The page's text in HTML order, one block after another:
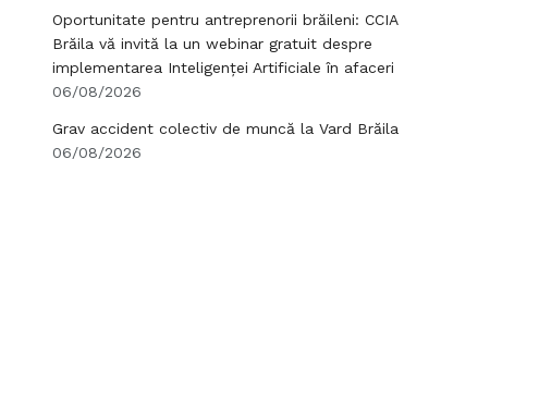
Oportunitate pentru antreprenorii brăileni: CCIA
Brăila vă invită la un webinar gratuit despre
implementarea Inteligenței Artificiale în afaceri
06/08/2026
Grav accident colectiv de muncă la Vard Brăila
06/08/2026